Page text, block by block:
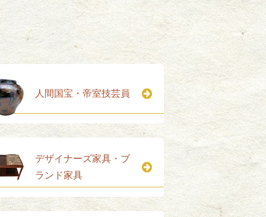
人間国宝・帝室技芸員
デザイナーズ家具・ブ
ランド家具